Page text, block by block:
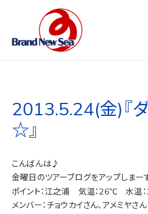
2013.5.24(金)『
☆』
こんばんは♪
金曜日のツアーブログをアップしまー
ポイント：江之浦 気温：26℃ 水温
メンバー：チョウカイさん、アメミヤさん